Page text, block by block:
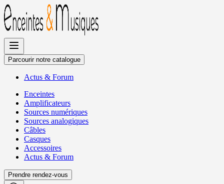
Allez
au
contenu
Parcourir notre catalogue
Actus & Forum
Enceintes
Amplificateurs
Sources numériques
Sources analogiques
Câbles
Casques
Accessoires
Actus & Forum
Prendre rendez-vous